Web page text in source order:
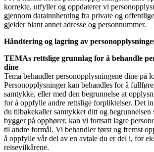
korrekte, utfyller og oppdaterer vi
gjennom datainnhenting fra private og
gjelder blant annet adresse og personnummer.
Håndtering og lagring av
TEMAs rettslige grunnlag for å behandle
dine
Tema behandler personopplysningene dine på
Personopplysninger kan behandles for å
samtykke, eller med den begrunnelse at
for å oppfylle andre rettslige forpliktelser. Det
du tilbakekaller samtykket ditt og begrunnelsen
bygger på opphører, kan vi fortsatt lagre
til andre formål. Vi behandler først og fremst
å oppfylle vår del av en avtale du er del i, for
reisevilkårene.